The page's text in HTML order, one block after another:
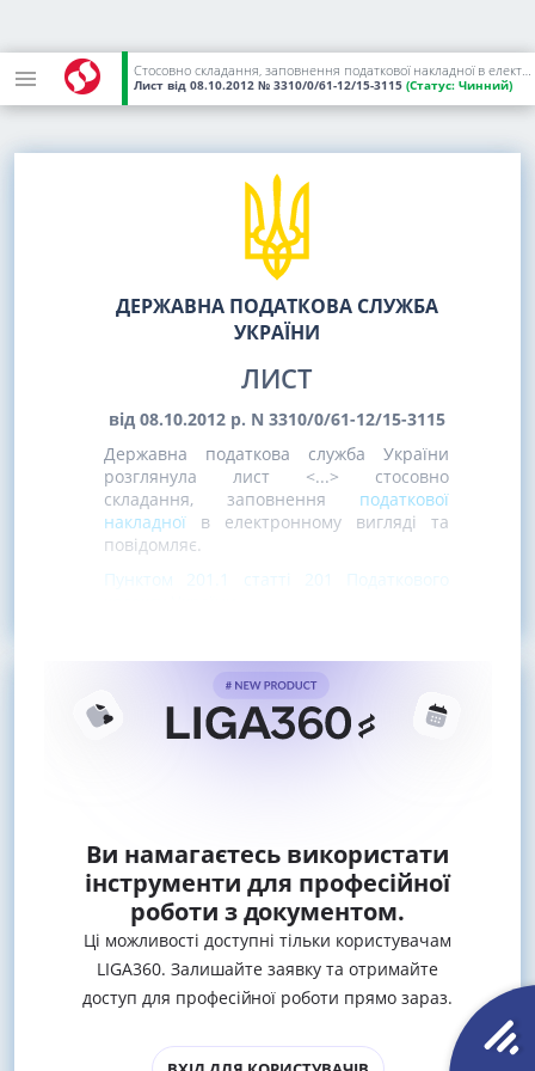
Стосовно складання, заповнення податкової накладної в електронному вигляді
Лист від 08.10.2012 № 3310/0/61-12/15-3115 (Статус: Чинний)
ДЕРЖАВНА ПОДАТКОВА СЛУЖБА
УКРАЇНИ
ЛИСТ
від 08.10.2012 р. N 3310/0/61-12/15-3115
Державна податкова служба України
розглянула лист <...> стосовно
складання, заповнення податкової
накладної в електронному вигляді та
повідомляє.
Пунктом 201.1 статті 201 Податкового
Ви намагаєтесь використати
інструменти для професійної
роботи з документом.
Ці можливості доступні тільки користувачам
LIGA360. Залишайте заявку та отримайте
доступ для професійної роботи прямо зараз.